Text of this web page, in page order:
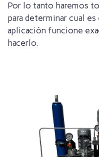
Por lo tanto haremos
para determinar cual
aplicación funcione
hacerlo.